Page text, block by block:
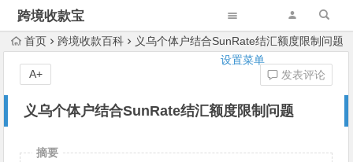
跨境收款宝
设置菜单
首页 跨境收款百科 义乌个体户结合SunRate结汇额度限制问题
义乌个体户结合SunRate结汇额度限制问题
发表评论
A+
摘要